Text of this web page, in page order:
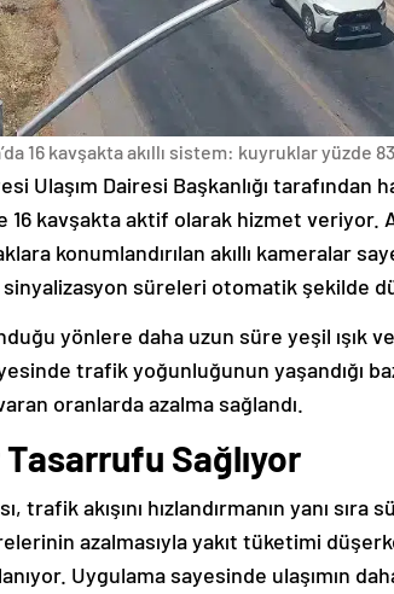
16 kavşakta akıllı sistem: kuyruklar yüzde
Ulaşım Dairesi Başkanlığı tarafından
kavşakta aktif olarak hizmet veriyor.
konumlandırılan akıllı kameralar
süreleri otomatik şekilde
yönlere daha uzun süre yeşil ışık
trafik yoğunluğunun yaşandığı
oranlarda azalma sağlandı.
Tasarrufu Sağlıyor
trafik akışını hızlandırmanın yanı sıra
azalmasıyla yakıt tüketimi
Uygulama sayesinde ulaşımın